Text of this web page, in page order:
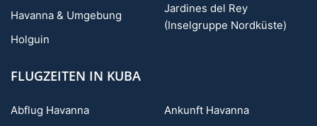
Havanna & Umgebung
Holguin
Jardines del Rey
(Inselgruppe Nordküste)
FLUGZEITEN IN KUBA
Abflug Havanna
Ankunft Havanna